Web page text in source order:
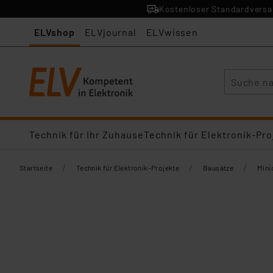
Kostenloser
ELVshop ELVjournal ELVwissen
Technik für Ihr ZuhauseTechnik für Elektronik-
Startseite / Technik für Elektronik-Projekte / Bausätze /